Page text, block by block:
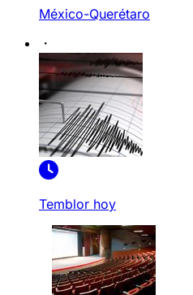
México-Querétaro
Temblor hoy